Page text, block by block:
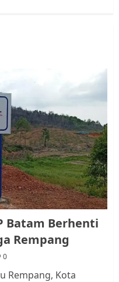
Tegaskan RT dan
Petugas Pendataan
Pajak
1, 2026 0
jadi Penghubung
dan Masyarakat di
RT/RW
2026
Batam Berhenti
Rempang
0
Rempang, Kota